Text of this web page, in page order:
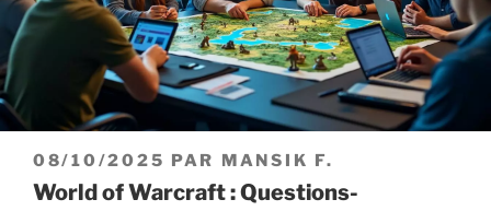
PUBLIÉ
LE
08/10/2025 PAR MANSIK F.
World of Warcraft : Questions-